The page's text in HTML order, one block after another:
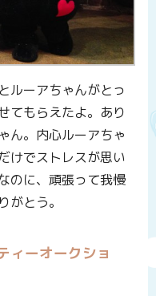
ルーアちゃんがとっ
てもらえたよ。あり
ん。内心ルーアちゃ
けでストレスが思い
のに、頑張って我慢
がとう。
ィーオークショ